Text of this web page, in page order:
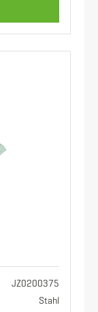
JZ0200375
Stahl